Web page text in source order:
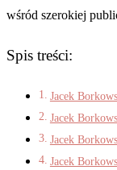
wśród szerokiej
Spis treści:
Jacek
Jacek
Jacek
Jacek